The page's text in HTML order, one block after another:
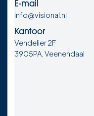
E-mail
info@visional.nl
Kantoor
Vendelier 2F
3905PA, Veenendaal